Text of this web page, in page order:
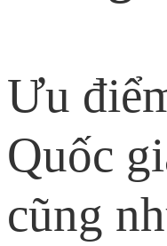
Ưu
Quốc
cũng